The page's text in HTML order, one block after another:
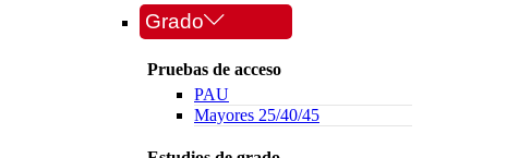
Grado
Pruebas de acceso
PAU
Mayores 25/40/45